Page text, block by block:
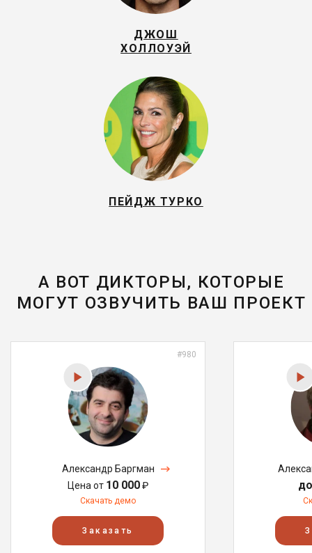
ДЖОШ
ХОЛЛОУЭЙ
ПЕЙДЖ ТУРКО
А ВОТ ДИКТОРЫ, КОТОРЫЕ
МОГУТ ОЗВУЧИТЬ ВАШ ПРОЕКТ
#980
Александр Баргман
Цена от 10 000₽
Скачать демо
Заказать